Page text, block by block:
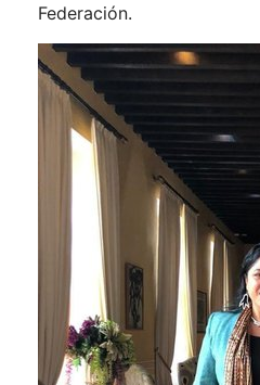
Federación.